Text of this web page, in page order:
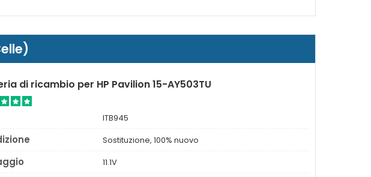
di ricambio per HP Pavilion 15-AY503TU
ITB945
Sostituzione, 100% nuovo
11.1V